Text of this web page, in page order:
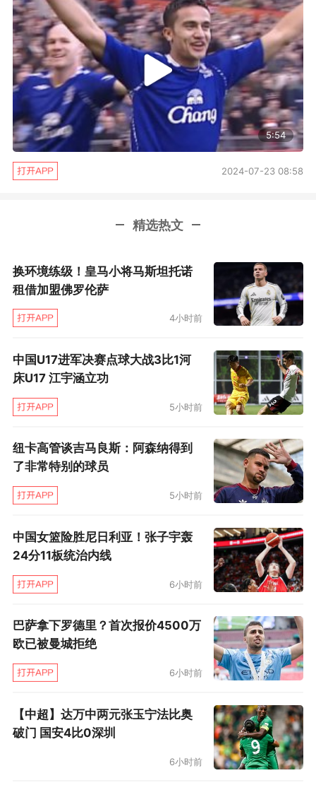
29次直接得分中的22次。蒂姆的上旋球是有多
转？本场比赛正手位每秒56转的转数与纳达尔相
当，反手位每秒43转力压纳达尔的38转。要论发
球力量，蒂姆的一发与二发平均时速，也都全面
在纳达尔之上。
在蒂姆强力上旋、压反打正、角度落点清奇的
打法压制下，纳达尔是有多被动？全场比赛他正
非受迫失误是相当的14与13个。仅有的两个发球
令人放心的过硬高压，竟然也送出“德式高压”级
别的离谱下网。纳达尔赛后也陈述，他始终未能
找到良好的位置感以及击球的时间感；被动之
5:54
2024-07-23 08:58
精选热文
换环境练级！皇马小将马斯坦托诺
租借加盟佛罗伦萨
4小时前
中国U17进军决赛点球大战3比1河
床U17 江宇涵立功
5小时前
纽卡高管谈吉马良斯：阿森纳得到
了非常特别的球员
5小时前
中国女篮险胜尼日利亚！张子宇轰
24分11板统治内线
6小时前
巴萨拿下罗德里？首次报价4500万
欧已被曼城拒绝
6小时前
【中超】达万中两元张玉宁法比奥
破门 国安4比0深圳
6小时前